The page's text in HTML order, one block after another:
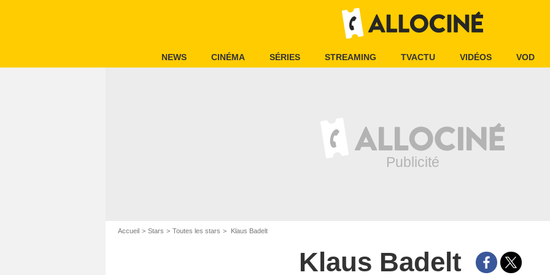
NEWS CINÉMA SÉRIES STREAMING TVACTU VIDÉOS VOD
Accueil Stars Toutes les stars Klaus Badelt
Klaus Badelt